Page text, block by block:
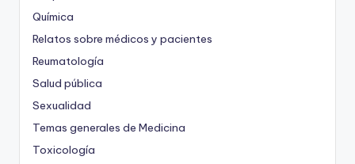
Química
Relatos sobre médicos y pacientes
Reumatología
Salud pública
Sexualidad
Temas generales de Medicina
Toxicología